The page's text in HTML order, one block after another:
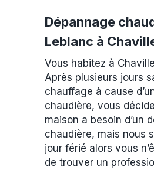
Dépannage
Leblanc à
Vous habitez à
Après plusieurs jours
chauffage à cause
chaudière, vous
maison a besoin d’un
chaudière, mais nous
jour férié alors vous
de trouver un